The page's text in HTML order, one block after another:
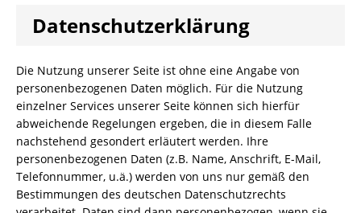
Datenschutzerklärung
Die Nutzung unserer Seite ist ohne eine Angabe von
personenbezogenen Daten möglich. Für die Nutzung
einzelner Services unserer Seite können sich hierfür
abweichende Regelungen ergeben, die in diesem Falle
nachstehend gesondert erläutert werden. Ihre
personenbezogenen Daten (z.B. Name, Anschrift, E-Mail,
Telefonnummer, u.ä.) werden von uns nur gemäß den
Bestimmungen des deutschen Datenschutzrechts